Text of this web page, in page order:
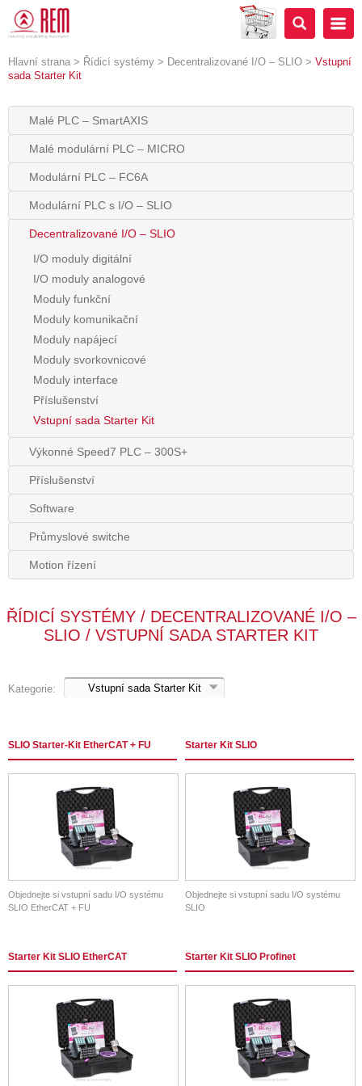
Hlavní strana > Řídicí systémy > Decentralizované I/O – SLIO > Vstupní
sada Starter Kit
Malé PLC – SmartAXIS
Malé modulární PLC – MICRO
Modulární PLC – FC6A
Modulární PLC s I/O – SLIO
Decentralizované I/O – SLIO
I/O moduly digitální
I/O moduly analogové
Moduly funkční
Moduly komunikační
Moduly napájecí
Moduly svorkovnicové
Moduly interface
Příslušenství
Vstupní sada Starter Kit
Výkonné Speed7 PLC – 300S+
Příslušenství
Software
Průmyslové switche
Motion řízení
ŘÍDICÍ SYSTÉMY / DECENTRALIZOVANÉ I/O –
SLIO / VSTUPNÍ SADA STARTER KIT
Kategorie:
SLIO Starter-Kit EtherCAT + FU
Objednejte si vstupní sadu I/O systému
SLIO EtherCAT + FU
Starter Kit SLIO
Objednejte si vstupní sadu I/O systému
SLIO
Starter Kit SLIO EtherCAT Starter Kit SLIO Profinet